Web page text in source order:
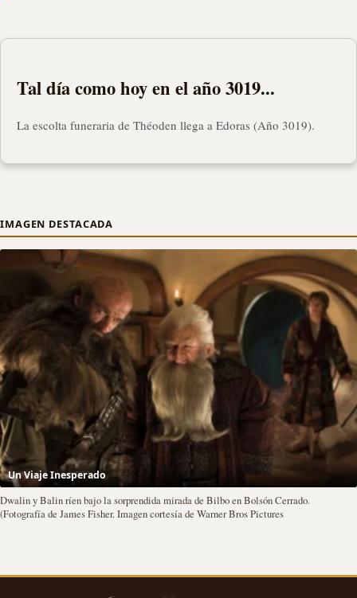
Tal día como hoy en el año 3019...
La escolta funeraria de Théoden llega a Edoras (Año 3019).
IMAGEN DESTACADA
Un Viaje Inesperado
Dwalin y Balin ríen bajo la sorprendida mirada de Bilbo en Bolsón Cerrado.
(Fotografía de James Fisher. Imagen cortesía de Warner Bros Pictures